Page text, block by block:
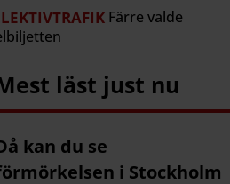
Färre valde
läst just nu
kan du se
i Stockholm